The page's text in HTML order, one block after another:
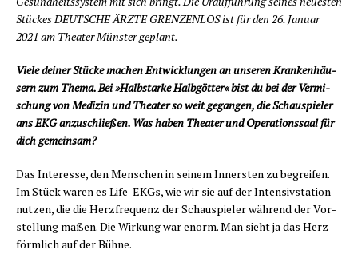
Stü­ckes DEUTSCHE ÄRZTE GRENZENLOS ist für den 26. Janu­ar
2021 am Thea­ter Müns­ter geplant.
Vie­le dei­ner Stü­cke machen Ent­wick­lun­gen an unse­ren Kran­ken­häu­
sern zum The­ma. Bei »Halb­star­ke Halb­göt­ter« bist du bei der Ver­mi­
schung von Medi­zin und Thea­ter so weit gegan­gen, die Schau­spie­ler
ans EKG anzu­schlie­ßen. Was haben Thea­ter und Ope­ra­ti­ons­saal für
dich gemeinsam?
Das Inter­es­se, den Men­schen in sei­nem Inners­ten zu begrei­fen.
Im Stück waren es Life-EKGs, wie wir sie auf der Inten­siv­sta­ti­on
nut­zen, die die Herz­fre­quenz der Schau­spie­ler wäh­rend der Vor­
stel­lung maßen. Die Wir­kung war enorm. Man sieht ja das Herz
förm­lich auf der Bühne.